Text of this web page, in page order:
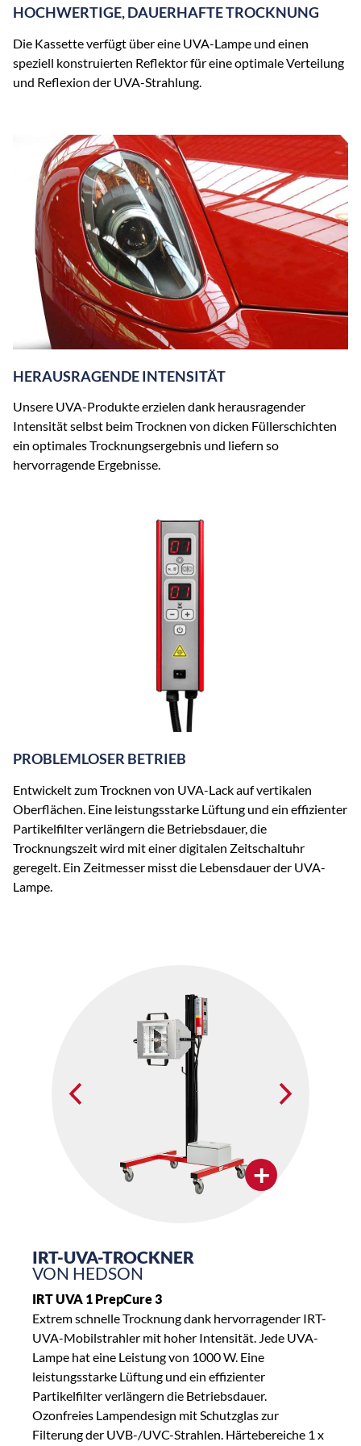
HOCHWERTIGE, DAUERHAFTE TROCKNUNG
Die Kassette verfügt über eine UVA-Lampe und einen
speziell konstruierten Reflektor für eine optimale Verteilung
und Reflexion der UVA-Strahlung.
HERAUSRAGENDE INTENSITÄT
Unsere UVA-Produkte erzielen dank herausragender
Intensität selbst beim Trocknen von dicken Füllerschichten
ein optimales Trocknungsergebnis und liefern so
hervorragende Ergebnisse.
PROBLEMLOSER BETRIEB
Entwickelt zum Trocknen von UVA-Lack auf vertikalen
Oberflächen. Eine leistungsstarke Lüftung und ein effizienter
Partikelfilter verlängern die Betriebsdauer, die
Trocknungszeit wird mit einer digitalen Zeitschaltuhr
geregelt. Ein Zeitmesser misst die Lebensdauer der UVA-
Lampe.
+
IRT-UVA-TROCKNER
VON HEDSON
IRT UVA 1 PrepCure 3
Extrem schnelle Trocknung dank hervorragender IRT-
UVA-Mobilstrahler mit hoher Intensität. Jede UVA-
Lampe hat eine Leistung von 1000 W. Eine
leistungsstarke Lüftung und ein effizienter
Partikelfilter verlängern die Betriebsdauer.
Ozonfreies Lampendesign mit Schutzglas zur
Filterung der UVB-/UVC-Strahlen. Härtebereiche 1 x